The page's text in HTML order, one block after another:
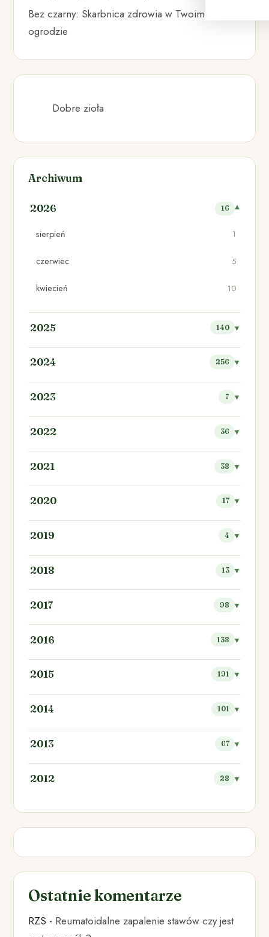
Bez czarny: Skarbnica zdrowia w Twoim
ogrodzie
Dobre zioła
Archiwum
2026 16
sierpień 1
czerwiec 5
kwiecień 10
2025 140
2024 256
2023 7
2022 36
2021 38
2020 17
2019 4
2018 13
2017 98
2016 138
2015 191
2014 101
2013 67
2012 28
Ostatnie komentarze
RZS - Reumatoidalne zapalenie stawów czy jest